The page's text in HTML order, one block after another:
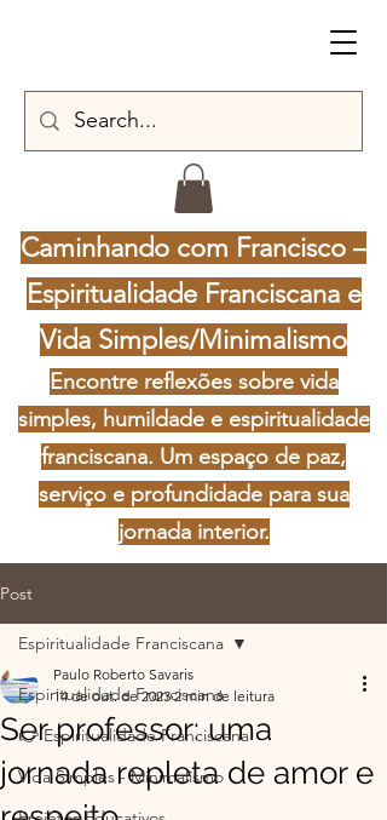
Caminhando com Francisco –
Espiritualidade Franciscana e
Vida Simples/Minimalismo
Encontre reflexões sobre vida
simples, humildade e espiritualidade
franciscana. Um espaço de paz,
serviço e profundidade para sua
jornada interior.
Post
Espiritualidade Franciscana
👉 Espiritualidade Franciscana
Vida Simples - Minimalismo
Espiritualidade Franciscana
Ser professor: uma
jornada repleta de amor e
Paulo Roberto Savaris
14 de out. de 2023 2 min de leitura